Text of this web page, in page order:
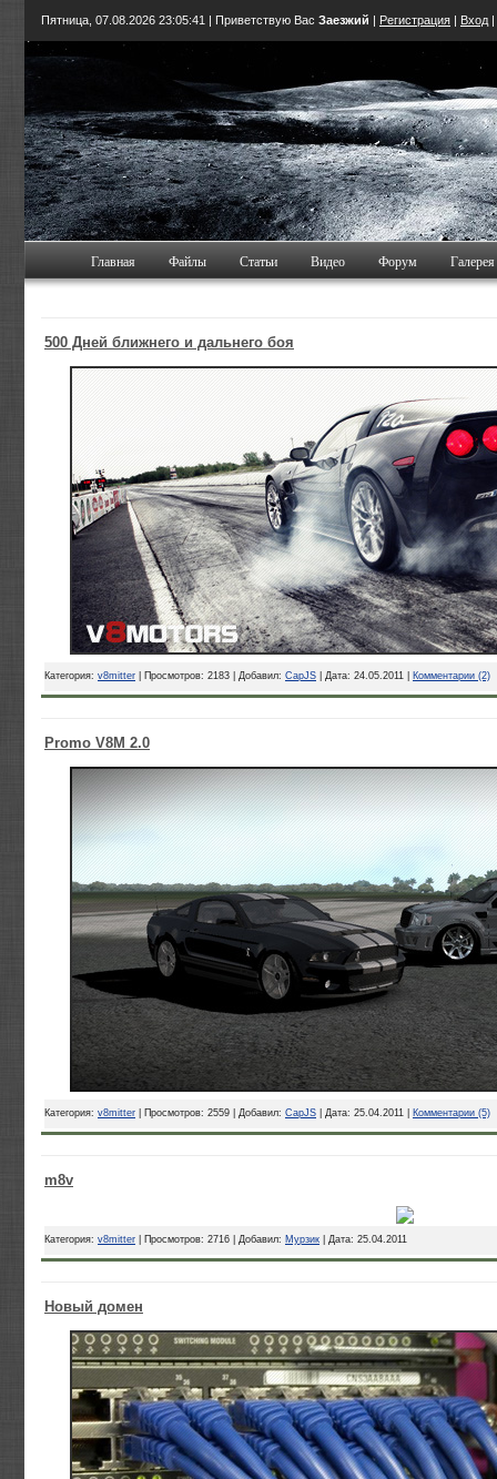
Пятница, 07.08.2026 23:05:42 | Приветствую Вас Заезжий | Регистрация | Вход |
Главная Файлы Статьи Видео Форум Галерея
500 Дней ближнего и дальнего боя
Категория: v8mitter | Просмотров: 2183 | Добавил: CapJS | Дата: 24.05.2011 Комментарии (2)
Promo V8M 2.0
Категория: v8mitter | Просмотров: 2559 | Добавил: CapJS | Дата: 25.04.2011 Комментарии (5)
m8v
Категория: v8mitter | Просмотров: 2716 | Добавил: Мурзик | Дата: 25.04.2011
Новый домен